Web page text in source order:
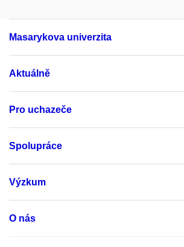
Masarykova univerzita
Aktuálně
Pro uchazeče
Spolupráce
Výzkum
O nás